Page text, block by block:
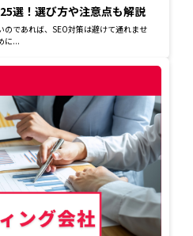
選！選び方や注意点も解説
のであれば、SEO対策は避けて通れませ
に...